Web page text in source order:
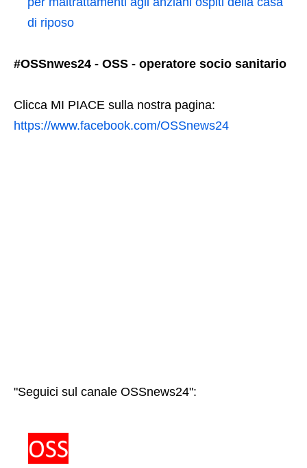
di riposo
#OSSnwes24 - OSS - operatore socio sanitario
Clicca MI PIACE sulla nostra pagina:
https://www.facebook.com/OSSnews24
"Seguici sul canale OSSnews24":